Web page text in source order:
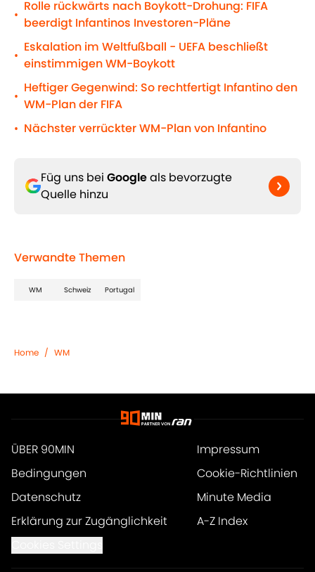
•
Rolle rückwärts nach Boykott-Drohung: FIFA
beerdigt Infantinos Investoren-Pläne
•
Eskalation im Weltfußball - UEFA beschließt
einstimmigen WM-Boykott
•
Heftiger Gegenwind: So rechtfertigt Infantino den
WM-Plan der FIFA
• Nächster verrückter WM-Plan von Infantino
Füg uns bei Googleals bevorzugte
Quelle hinzu
Verwandte Themen
WM Schweiz Portugal
Home / WM
ÜBER 90MIN
Impressum
Bedingungen
Cookie-Richtlinien
Datenschutz
Minute Media
Erklärung zur Zugänglichkeit
A-Z Index